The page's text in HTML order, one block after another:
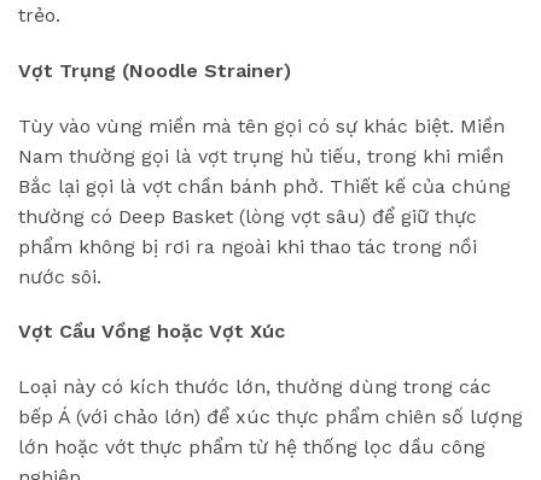
trẻo.
Vợt Trụng (Noodle Strainer)
Tùy vào vùng miền mà tên gọi có sự khác biệt. Miền
Nam thường gọi là vợt trụng hủ tiếu, trong khi miền
Bắc lại gọi là vợt chần bánh phở. Thiết kế của chúng
thường có Deep Basket (lòng vợt sâu) để giữ thực
phẩm không bị rơi ra ngoài khi thao tác trong nồi
nước sôi.
Vợt Cầu Vồng hoặc Vợt Xúc
Loại này có kích thước lớn, thường dùng trong các
bếp Á (với chảo lớn) để xúc thực phẩm chiên số lượng
lớn hoặc vớt thực phẩm từ hệ thống lọc dầu công